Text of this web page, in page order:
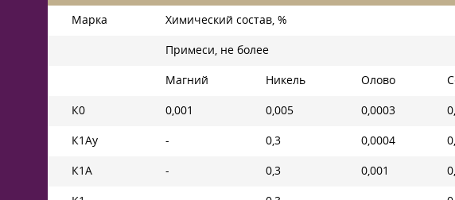
Марка Химический состав, %
Примеси, не более
Магний Никель Олово
К0 0,001 0,005 0,0003
К1Ау - 0,3 0,0004
К1А - 0,3 0,001